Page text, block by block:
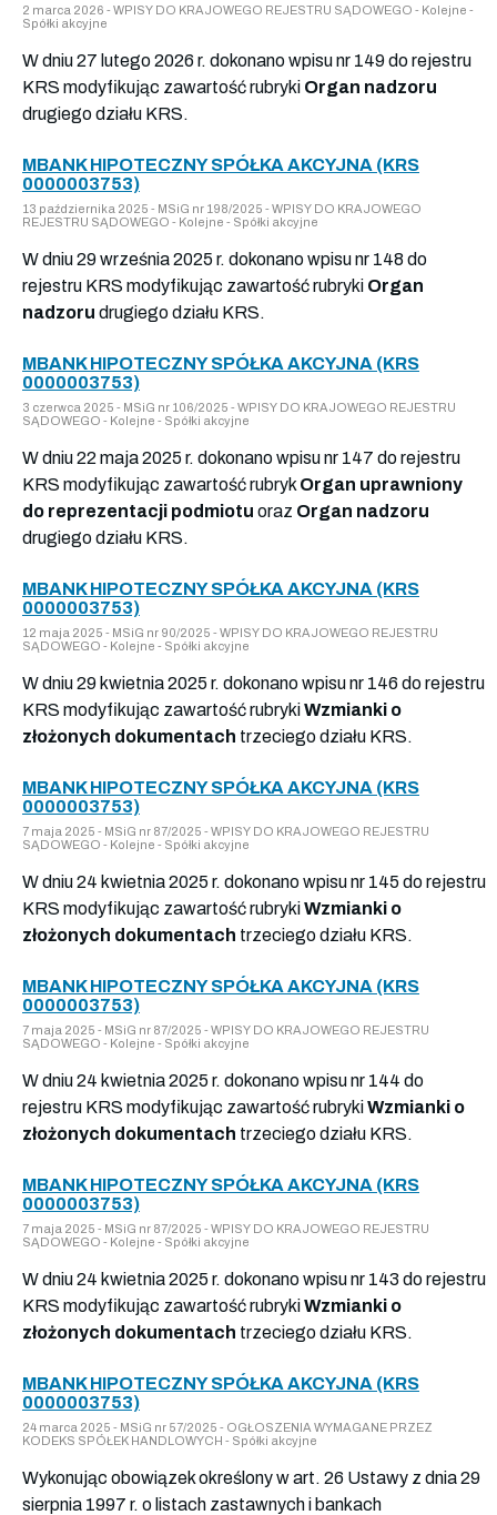
2 marca 2026 - WPISY DO KRAJOWEGO REJESTRU SĄDOWEGO - Kolejne -
Spółki akcyjne
W dniu 27 lutego 2026 r. dokonano wpisu nr 149 do rejestru
KRS modyfikując zawartość rubryki Organ nadzoru
drugiego działu KRS.
MBANK HIPOTECZNY SPÓŁKA AKCYJNA (KRS
0000003753)
13 października 2025 - MSiG nr 198/2025 - WPISY DO KRAJOWEGO
REJESTRU SĄDOWEGO - Kolejne - Spółki akcyjne
W dniu 29 września 2025 r. dokonano wpisu nr 148 do
rejestru KRS modyfikując zawartość rubryki Organ
nadzoru drugiego działu KRS.
MBANK HIPOTECZNY SPÓŁKA AKCYJNA (KRS
0000003753)
3 czerwca 2025 - MSiG nr 106/2025 - WPISY DO KRAJOWEGO REJESTRU
SĄDOWEGO - Kolejne - Spółki akcyjne
W dniu 22 maja 2025 r. dokonano wpisu nr 147 do rejestru
KRS modyfikując zawartość rubryk Organ uprawniony
do reprezentacji podmiotu oraz Organ nadzoru
drugiego działu KRS.
MBANK HIPOTECZNY SPÓŁKA AKCYJNA (KRS
0000003753)
12 maja 2025 - MSiG nr 90/2025 - WPISY DO KRAJOWEGO REJESTRU
SĄDOWEGO - Kolejne - Spółki akcyjne
W dniu 29 kwietnia 2025 r. dokonano wpisu nr 146 do rejestru
KRS modyfikując zawartość rubrykiWzmianki o
złożonych dokumentach trzeciego działu KRS.
MBANK HIPOTECZNY SPÓŁKA AKCYJNA (KRS
0000003753)
7 maja 2025 - MSiG nr 87/2025 - WPISY DO KRAJOWEGO REJESTRU
SĄDOWEGO - Kolejne - Spółki akcyjne
W dniu 24 kwietnia 2025 r. dokonano wpisu nr 145 do rejestru
KRS modyfikując zawartość rubrykiWzmianki o
złożonych dokumentach trzeciego działu KRS.
MBANK HIPOTECZNY SPÓŁKA AKCYJNA (KRS
0000003753)
7 maja 2025 - MSiG nr 87/2025 - WPISY DO KRAJOWEGO REJESTRU
SĄDOWEGO - Kolejne - Spółki akcyjne
W dniu 24 kwietnia 2025 r. dokonano wpisu nr 144 do
rejestru KRS modyfikując zawartość rubrykiWzmianki o
złożonych dokumentach trzeciego działu KRS.
MBANK HIPOTECZNY SPÓŁKA AKCYJNA (KRS
0000003753)
7 maja 2025 - MSiG nr 87/2025 - WPISY DO KRAJOWEGO REJESTRU
SĄDOWEGO - Kolejne - Spółki akcyjne
W dniu 24 kwietnia 2025 r. dokonano wpisu nr 143 do rejestru
KRS modyfikując zawartość rubrykiWzmianki o
złożonych dokumentach trzeciego działu KRS.
MBANK HIPOTECZNY SPÓŁKA AKCYJNA (KRS
0000003753)
24 marca 2025 - MSiG nr 57/2025 - OGŁOSZENIA WYMAGANE PRZEZ
KODEKS SPÓŁEK HANDLOWYCH - Spółki akcyjne
Wykonując obowiązek określony w art. 26 Ustawy z dnia 29
sierpnia 1997 r. o listach zastawnych i bankach